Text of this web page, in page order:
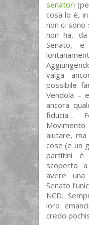
senatori
cosa lo è,
non ci sono
non ha,
Senato,
valga
possibile
Vendola –
ancora
fiducia…
aiutare,
cose (e un
partitini è
scoperto
avere una
Senato
NCD.
loro
credo